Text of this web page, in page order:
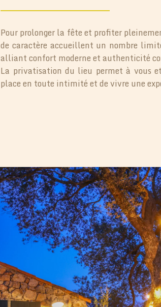
Pour prolonger la fête et profiter
de caractère accueillent un nombre
alliant confort moderne et authenticité
La privatisation du lieu permet à vous
place en toute intimité et de vivre une